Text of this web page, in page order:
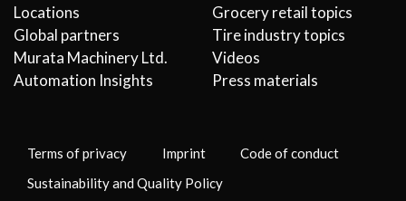
Locations
Global partners
Murata Machinery Ltd.
Automation Insights
Grocery retail topics
Tire industry topics
Videos
Press materials
Terms of privacy Imprint
Code of conduct
Sustainability and Quality Policy